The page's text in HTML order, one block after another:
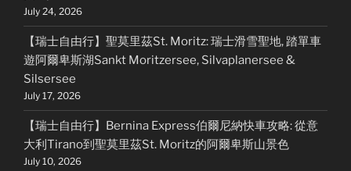
July 24, 2026
【瑞士自由行】聖莫里茲St. Moritz: 瑞士滑雪聖地, 踏單車
遊阿爾卑斯湖Sankt Moritzersee, Silvaplanersee &
Silsersee
July 17, 2026
【瑞士自由行】Bernina Express伯爾尼納快車攻略: 從意
大利Tirano到聖莫里茲St. Moritz的阿爾卑斯山景色
July 10, 2026